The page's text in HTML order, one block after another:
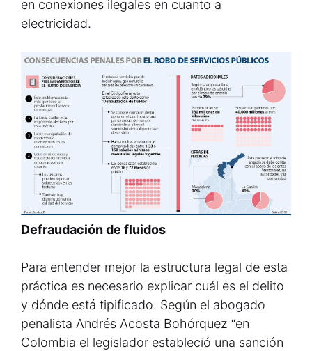
en conexiones ilegales en cuanto a
electricidad.
Defraudación de fluidos
Para entender mejor la estructura legal de esta
práctica es necesario explicar cuál es el delito
y dónde está tipificado. Según el abogado
penalista Andrés Acosta Bohórquez “en
Colombia el legislador estableció una sanción